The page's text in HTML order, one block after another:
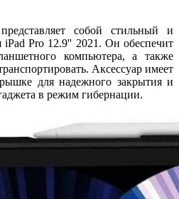
собой стильный и
Pro 12.9'' 2021. Он обеспечит
компьютера, а также
Аксессуар имеет
для надежного закрытия и
в режим гибернации.